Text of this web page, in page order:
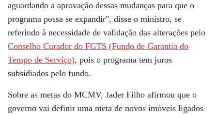
aguardando a aprovação dessas mudanças para que o
programa possa se expandir", disse o ministro, se
referindo à necessidade de validação das alterações pelo
Conselho Curador do FGTS (Fundo de Garantia do
Tempo de Serviço), pois o programa tem juros
subsidiados pelo fundo.
Sobre as metas do MCMV, Jader Filho afirmou que o
governo vai definir uma meta de novos imóveis ligados